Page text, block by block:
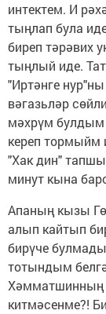
интектем. И
тыңлап була
биреп тәрәвих
тыңлый иде.
"Иртәнге
вәгазьләр
мәхрүм булдым
кереп тормыйм
"Хак дин"
минут кына
Апаның кызы
алып кайтып
бирүче
тотындым
Хәмматшинның
китмәсенме?!